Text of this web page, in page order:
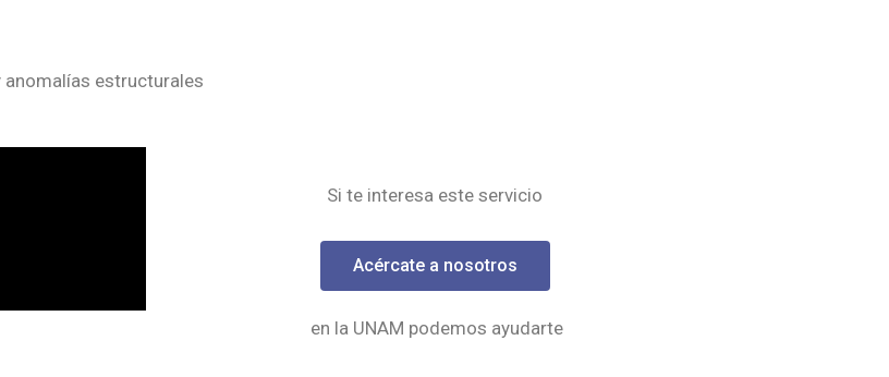
anomalías estructurales
Si te interesa este servicio
Acércate a nosotros
en la UNAM podemos ayudarte